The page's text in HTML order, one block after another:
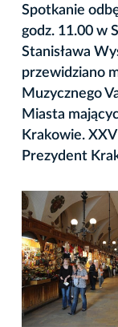
Spotkanie
godz. 11.00 w
Stanisława
przewidziano
Muzycznego
Miasta
Krakowie.
Prezydent